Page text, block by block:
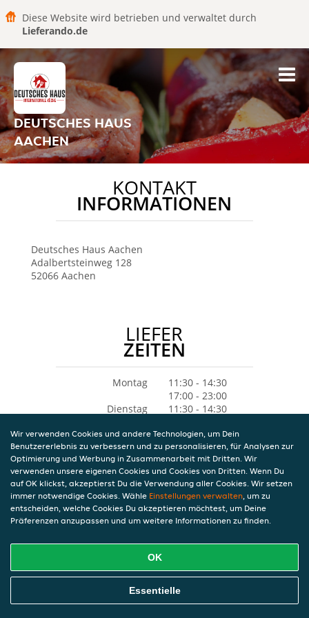
Diese Website wird betrieben und verwaltet durch
Lieferando.de
DEUTSCHES HAUS
AACHEN
KONTAKT
INFORMATIONEN
Deutsches Haus Aachen
Adalbertsteinweg 128
52066 Aachen
LIEFER
ZEITEN
Montag
11:30 - 14:30
17:00 - 23:00
Dienstag
11:30 - 14:30
Mittwoch
11:30 - 14:30
17:00 - 23:00
Donnerstag
11:30 - 14:30
17:00 - 23:00
Freitag
11:30 - 14:30
17:00 - 23:00
Samstag
16:30 - 23:05
Sonntag
11:30 - 23:05
Wir verwenden Cookies und andere Technologien, um Dein
Benutzererlebnis zu verbessern und zu personalisieren, für Analysen zur
Optimierung und Werbung in Zusammenarbeit mit Dritten. Wir
verwenden unsere eigenen Cookies und Cookies von Dritten. Wenn Du
auf OK klickst, akzeptierst Du die Verwendung aller Cookies. Wir setzen
immer notwendige Cookies. Wähle Einstellungen verwalten, um zu
entscheiden, welche Cookies Du akzeptieren möchtest, um Deine
Präferenzen anzupassen und um weitere Informationen zu finden.
OK
Essentielle